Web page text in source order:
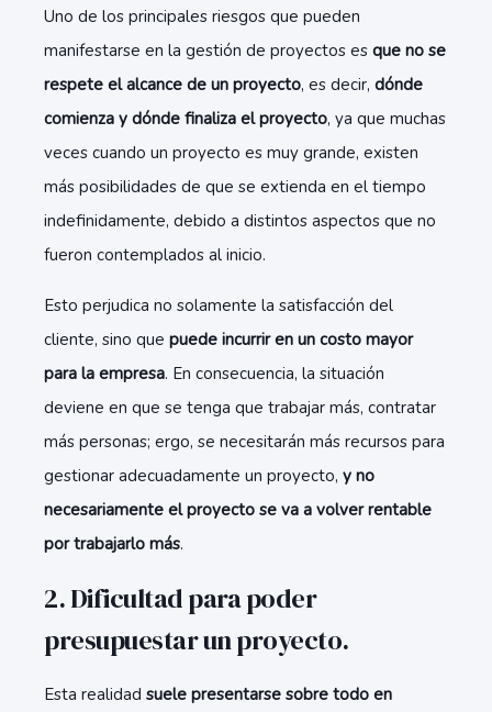
Uno de los principales riesgos que pueden
manifestarse en la gestión de proyectos es que no se
respete el alcance de un proyecto, es decir, dónde
comienza y dónde finaliza el proyecto, ya que muchas
veces cuando un proyecto es muy grande, existen
más posibilidades de que se extienda en el tiempo
indefinidamente, debido a distintos aspectos que no
fueron contemplados al inicio.
Esto perjudica no solamente la satisfacción del
cliente, sino que puede incurrir en un costo mayor
para la empresa. En consecuencia, la situación
deviene en que se tenga que trabajar más, contratar
más personas; ergo, se necesitarán más recursos para
gestionar adecuadamente un proyecto, y no
necesariamente el proyecto se va a volver rentable
por trabajarlo más.
2. Dificultad para poder
presupuestar un proyecto.
Esta realidad suele presentarse sobre todo en